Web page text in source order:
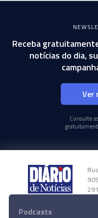
Receba
notícias do dia,
Ver
Consulte
Podcasts